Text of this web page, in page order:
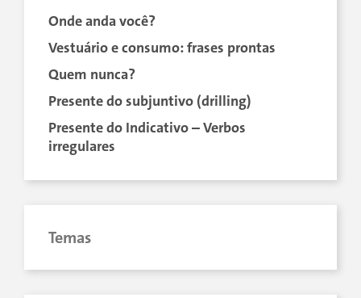
Onde anda você?
Vestuário e consumo: frases prontas
Quem nunca?
Presente do subjuntivo (drilling)
Presente do Indicativo – Verbos
irregulares
Temas